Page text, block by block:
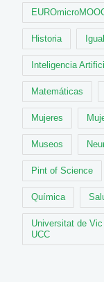
Historia
Inteligencia
Matemáticas
Mujeres
Museos
Pint of Science
Química
Universitat de
UCC